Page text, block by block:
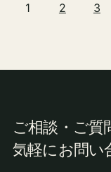
1 2 3
ご相談・ご質
気軽にお問い